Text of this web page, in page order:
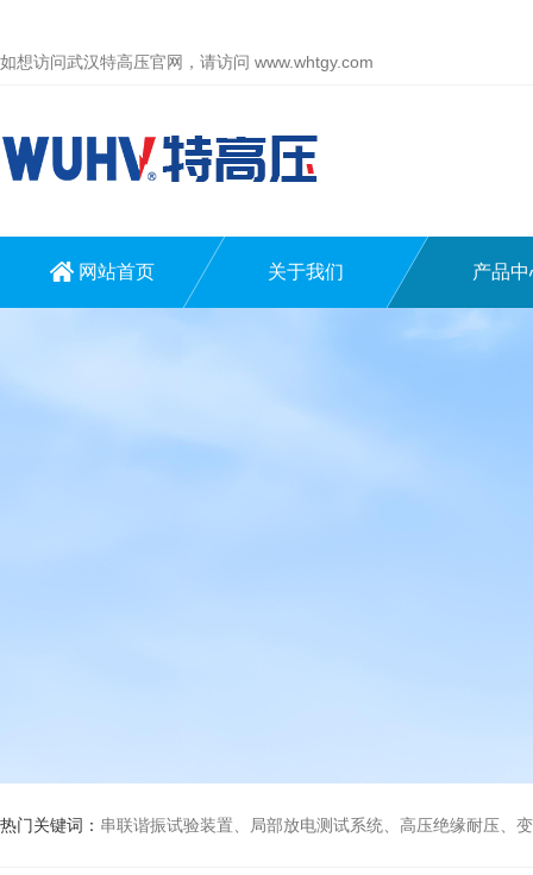
如想访问武汉特高压官网，请访问 www.whtgy.com
网站首页 关于我们 产品中
热门关键词： 串联谐振试验装置、局部放电测试系统、高压绝缘耐压、变